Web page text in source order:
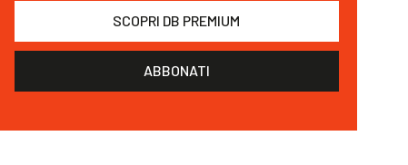
SCOPRI DB PREMIUM
ABBONATI